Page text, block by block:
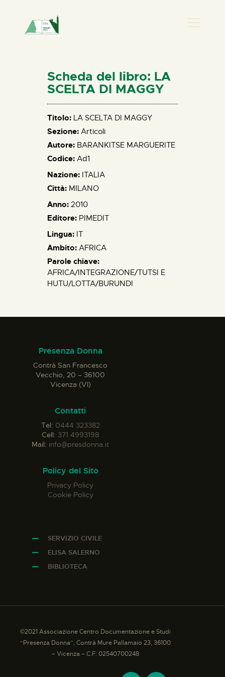
HOME
CHI SIAMO
NEWS
PERCORSI
BIBLIOTECA
ELISA SALERNO
Scheda del libro: LA
SCELTA DI MAGGY
Titolo: LA SCELTA DI MAGGY
Sezione: Articoli
Autore: BARANKITSE MARGUERITE
Codice: Ad1
Nazione: ITALIA
Città: MILANO
Anno: 2010
Editore: PIMEDIT
Lingua: IT
Ambito: AFRICA
Parole chiave:
AFRICA/INTEGRAZIONE/TUTSI E
HUTU/LOTTA/BURUNDI
Presenza Donna
Contrà San Francesco
Vecchio, 20 – 36100
Vicenza (VI)
Contatti
Tel: 0444 323382
Cell: 371 4993198
Mail: info@presdonna.it
Policy del Sito
Privacy Policy
Cookie Policy
SERVIZIO CIVILE
ELISA SALERNO
BIBLIOTECA
©2021 Associazione Centro Documentazione e Studi
“Presenza Donna”, Contrà Mure Pallamaio 23, 36100
– Vicenza – C.F: 02540700248